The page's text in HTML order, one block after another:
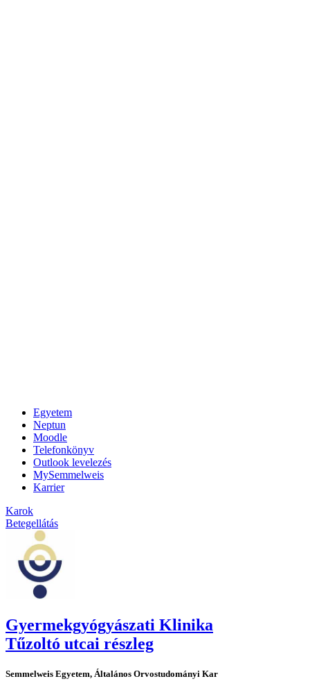
Egyetem
Neptun
Moodle
Telefonkönyv
Outlook levelezés
MySemmelweis
Karrier
Karok
Betegellátás
Gyermekgyógyászati Klinika
Tűzoltó utcai részleg
Semmelweis Egyetem, Általános Orvostudományi Kar